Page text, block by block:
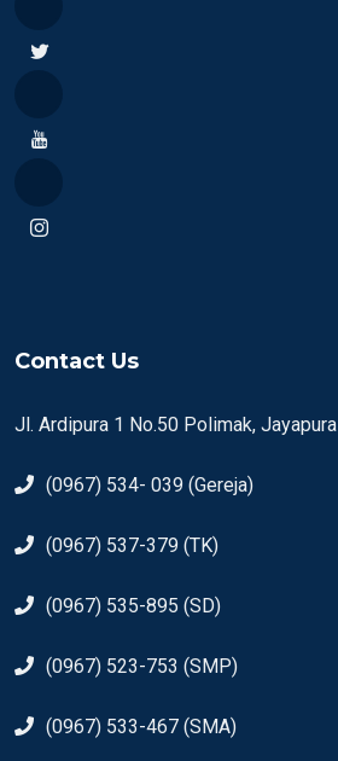
Contact Us
Jl. Ardipura 1 No.50 Polimak, Jayapura
(0967) 534- 039 (Gereja)
(0967) 537-379 (TK)
(0967) 535-895 (SD)
(0967) 523-753 (SMP)
(0967) 533-467 (SMA)